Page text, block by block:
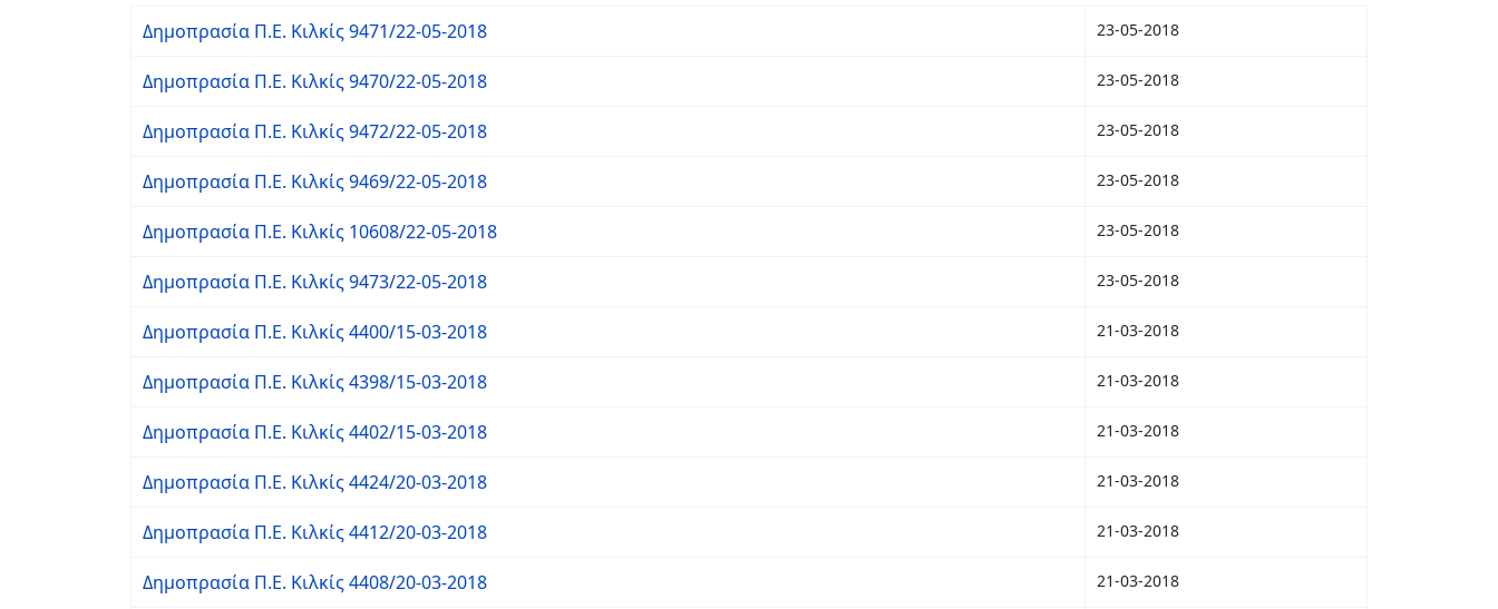
Δημοπρασία Π.Ε. Κιλκίς 9471/22-05-2018 23-05-2018
Δημοπρασία Π.Ε. Κιλκίς 9470/22-05-2018 23-05-2018
Δημοπρασία Π.Ε. Κιλκίς 9472/22-05-2018 23-05-2018
Δημοπρασία Π.Ε. Κιλκίς 9469/22-05-2018 23-05-2018
Δημοπρασία Π.Ε. Κιλκίς 10608/22-05-2018 23-05-2018
Δημοπρασία Π.Ε. Κιλκίς 9473/22-05-2018 23-05-2018
Δημοπρασία Π.Ε. Κιλκίς 4400/15-03-2018 21-03-2018
Δημοπρασία Π.Ε. Κιλκίς 4398/15-03-2018 21-03-2018
Δημοπρασία Π.Ε. Κιλκίς 4402/15-03-2018 21-03-2018
Δημοπρασία Π.Ε. Κιλκίς 4424/20-03-2018 21-03-2018
Δημοπρασία Π.Ε. Κιλκίς 4412/20-03-2018 21-03-2018
Δημοπρασία Π.Ε. Κιλκίς 4408/20-03-2018 21-03-2018